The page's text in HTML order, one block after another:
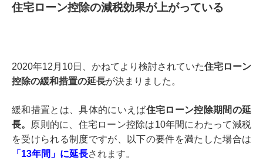
住宅ローン控除の減税効果が上がっている
2020年12月10日、かねてより検討されていた住宅ローン
控除の緩和措置の延長が決まりました。
緩和措置とは、具体的にいえば住宅ローン控除期間の延
長。 原則的に、住宅ローン控除は10年間にわたって減税
を受けられる制度ですが、以下の要件を満たした場合は
「13年間」に延長されます。